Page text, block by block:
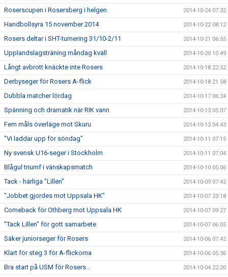
Roserscupen i Rosersberg i helgen 2014-10-24 07:32
Handbollsyra 15 november 2014 2014-10-22 08:12
Rosers deltar i SHT-turnering 31/10-2/11 2014-10-21 06:55
Upplandslagsträning måndag kväll 2014-10-20 10:49
Långt avbrott knäckte inte Rosers 2014-10-18 22:52
Derbyseger för Rosers A-flick 2014-10-18 21:58
Dubbla matcher lördag 2014-10-17 06:24
Spänning och dramatik när RIK vann 2014-10-13 05:07
Fem måls överläge mot Skuru 2014-10-13 04:43
"Vi laddar upp för söndag" 2014-10-11 07:15
Ny svensk U16-seger i Stockholm 2014-10-11 07:04
Blågul triumf i vänskapsmatch 2014-10-10 05:06
Tack - härliga "Lillen" 2014-10-09 07:42
"Jobbet gjordes mot Uppsala HK" 2014-10-07 23:18
Comeback för Othberg mot Uppsala HK 2014-10-07 09:27
"Tack Lillen" för gott samarbete 2014-10-07 06:05
Säker juniorseger för Rosers 2014-10-06 07:42
Klart för steg 3 för A-flickorna 2014-10-06 05:36
Bra start på USM för Rosers... 2014-10-04 22:20